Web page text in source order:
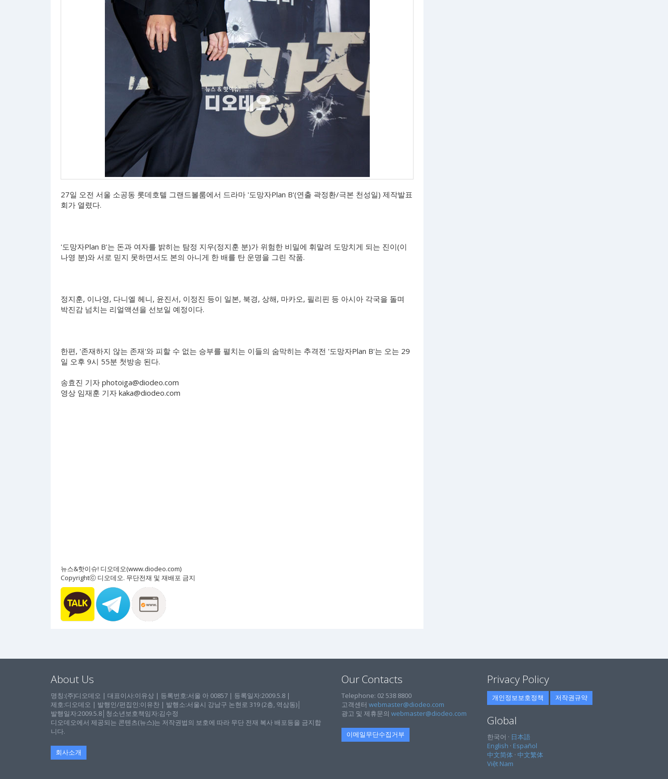
27일 오전 서울 소공동 롯데호텔 그랜드볼룸에서 드라마 '도망자Plan B'(연출 곽정환/극본 천성일) 제작발표
회가 열렸다.
'도망자Plan B'는 돈과 여자를 밝히는 탐정 지우(정지훈 분)가 위험한 비밀에 휘말려 도망치게 되는 진이(이
나영 분)와 서로 믿지 못하면서도 본의 아니게 한 배를 탄 운명을 그린 작품.
정지훈, 이나영, 다니엘 헤니, 윤진서, 이정진 등이 일본, 북경, 상해, 마카오, 필리핀 등 아시아 각국을 돌며
박진감 넘치는 리얼액션을 선보일 예정이다.
한편, '존재하지 않는 존재'와 피할 수 없는 승부를 펼치는 이들의 숨막히는 추격전 '도망자Plan B'는 오는 29
일 오후 9시 55분 첫방송 된다.
송효진 기자 photoiga@diodeo.com
영상 임재훈 기자 kaka@diodeo.com
뉴스&핫이슈! 디오데오(www.diodeo.com)
Copyrightⓒ 디오데오. 무단전재 및 재배포 금지
About Us
명칭:(주)디오데오 | 대표이사:이유상 | 등록번호:서울 아 00857 | 등록일자:2009.5.8 |
제호:디오데오 | 발행인/편집인:이유찬 | 발행소:서울시 강남구 논현로 319 (2층, 역삼동)│
발행일자:2009.5.8│청소년보호책임자:김수정
디오데오에서 제공되는 콘텐츠(뉴스)는 저작권법의 보호에 따라 무단 전재 복사 배포등을 금지합
니다.
회사소개
Our Contacts
Telephone: 02 538 8800
고객센터 webmaster@diodeo.com
광고 및 제휴문의 webmaster@diodeo.com
이메일무단수집거부
Privacy Policy
개인정보보호정책 저작권규약
Global
한국어 · 日本語
English · Español
中文简体 · 中文繁体
Việt Nam